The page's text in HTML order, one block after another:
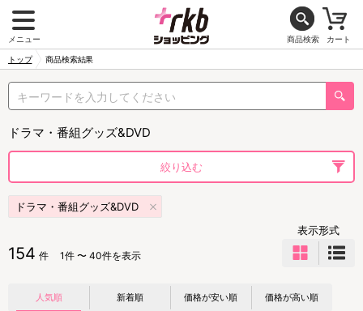
メニュー 商品検索 カート
トップ 商品検索結果
ドラマ・番組グッズ&DVD
絞り込む
ドラマ・番組グッズ&DVD
154 件 1件 〜 40件を表示
表示形式
人気順 新着順 価格が安い順 価格が高い順